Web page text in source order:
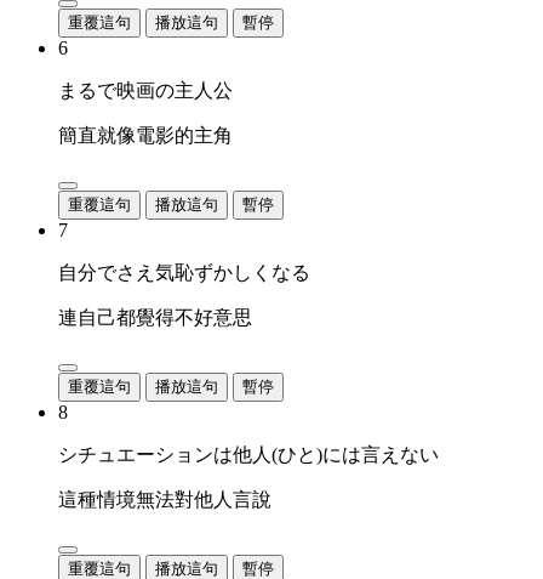
重覆這句 播放這句 暫停
6
まるで映画の主人公
簡直就像電影的主角
重覆這句 播放這句 暫停
7
自分でさえ気恥ずかしくなる
連自己都覺得不好意思
重覆這句 播放這句 暫停
8
シチュエーションは他人(ひと)には言えない
這種情境無法對他人言說
重覆這句 播放這句 暫停